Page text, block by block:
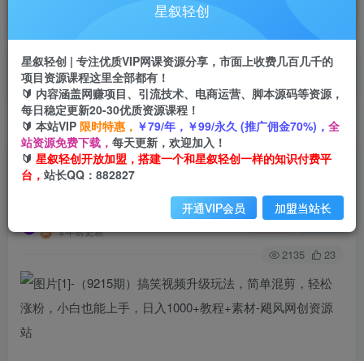
首页 创业课程 会员专属 正文
（9215期）搞笑视频升级玩法，简单混剪，轻松
涨粉，小白也能上手，日入1000+教程+素材
2年前更新
关注 私信
2135 23
星叙轻创
星叙轻创 | 专注优质VIP网课资源分享，市面上收费几百几千的
项目资源课程这里全部都有！
🔰 内容涵盖网赚项目、引流技术、电商运营、脚本源码等资源，
每日稳定更新20-30优质资源课程！
🔰 本站VIP 限时特惠， ￥79/年，￥99/永久 (推广佣金70%)， 全
站资源免费下载， 每天更新，欢迎加入！
🔰 星叙轻创开放加盟，搭建一个和星叙轻创一样的知识付费平
台， 站长QQ：882827
开通VIP会员 加盟当站长